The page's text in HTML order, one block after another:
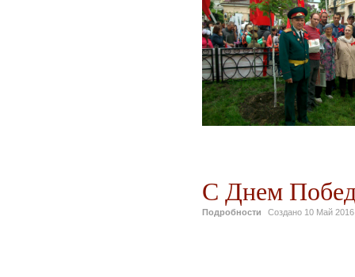
С Днем
Подробности Создано 10 Май 2016